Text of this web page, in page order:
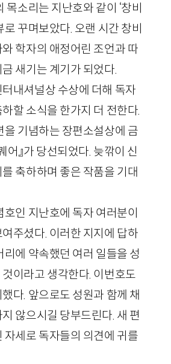
목소리는 지난호와 같이 ‘창비
로 꾸며보았다. 오랜 시간 창비
학자의 애정어린 조언과 따
새기는 계기가 되었다.
내셔널상 수상에 더해 독자
할 소식을 한가지 더 전한다.
을 기념하는 장편소설상에 금
어』가 당선되었다. 늦깎이 신
축하하며 좋은 작품을 기대
호인 지난호에 독자 여러분이
주셨다. 이러한 지지에 답하
리에 약속했던 여러 일들을 성
이라고 생각한다. 이번호도
다. 앞으로도 성원과 함께 채
않으시길 당부드린다. 새 편
자세로 독자들의 의견에 귀를